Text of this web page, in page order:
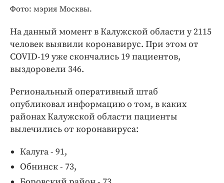
Медиаперсона
Клиника года
Бренд года
Работодатель года
Фото: мэрия Москвы.
На данный момент в Калужской области у 2115
человек выявили коронавирус. При этом от
COVID-19 уже скончались 19 пациентов,
выздоровели 346.
Региональный оперативный штаб
опубликовал информацию о том, в каких
районах Калужской области пациенты
вылечились от коронавируса:
Калуга - 91,
Обнинск - 73,